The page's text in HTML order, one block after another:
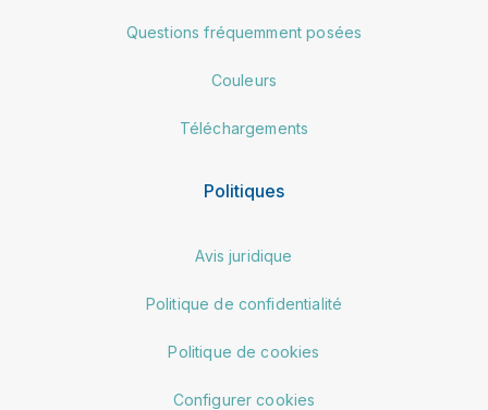
Questions fréquemment posées
Couleurs
Téléchargements
Politiques
Avis juridique
Politique de confidentialité
Politique de cookies
Configurer cookies